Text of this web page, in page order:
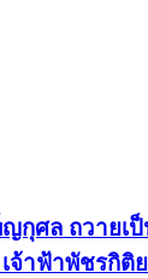
กุศล ถวายเ
เจ้าฟ้าพัชรกิติ